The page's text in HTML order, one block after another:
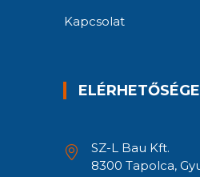
Kapcsolat
SZ-L Bau Kft.
8300 Tapolca,